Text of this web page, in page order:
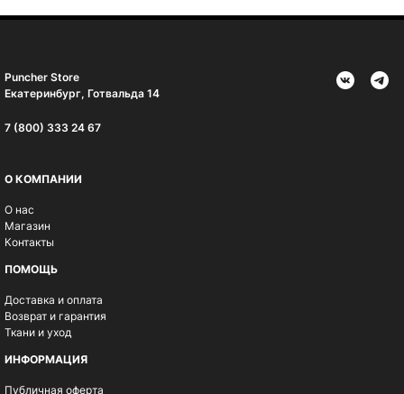
Puncher Store
Екатеринбург, Готвальда 14
7 (800) 333 24 67
О КОМПАНИИ
О нас
Магазин
Контакты
ПОМОЩЬ
Доставка и оплата
Возврат и гарантия
Ткани и уход
ИНФОРМАЦИЯ
Публичная оферта